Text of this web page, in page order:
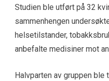
Studien ble utført på 32
sammenhengen
helsetilstander,
anbefalte medisiner mot
Halvparten av gruppen